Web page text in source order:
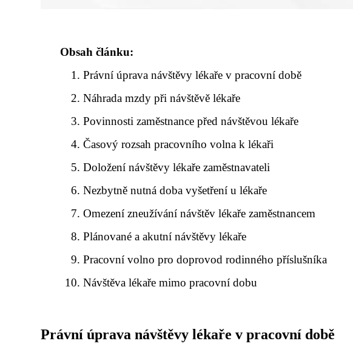
Obsah článku:
Právní úprava návštěvy lékaře v pracovní době
Náhrada mzdy při návštěvě lékaře
Povinnosti zaměstnance před návštěvou lékaře
Časový rozsah pracovního volna k lékaři
Doložení návštěvy lékaře zaměstnavateli
Nezbytně nutná doba vyšetření u lékaře
Omezení zneužívání návštěv lékaře zaměstnancem
Plánované a akutní návštěvy lékaře
Pracovní volno pro doprovod rodinného příslušníka
Návštěva lékaře mimo pracovní dobu
Právní úprava návštěvy lékaře v pracovní době